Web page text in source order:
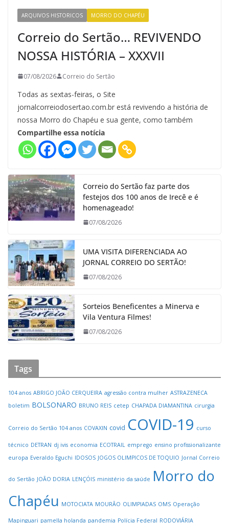
ARQUIVOS HISTORICOS MORRO DO CHAPÉU
Correio do Sertão… REVIVENDO
NOSSA HISTÓRIA – XXXVII
07/08/2026 Correio do Sertão
Todas as sextas-feiras, o Site
jornalcorreiodosertao.com.br está revivendo a história de
nossa Morro do Chapéu e sua gente, como também
Compartilhe essa notícia
Correio do Sertão faz parte dos
festejos dos 100 anos de Irecê e é
homenageado!
07/08/2026
UMA VISITA DIFERENCIADA AO
JORNAL CORREIO DO SERTÃO!
07/08/2026
Sorteios Beneficentes a Minerva e
Vila Ventura Filmes!
07/08/2026
Tags
104 anos ABRIGO JOÃO CERQUEIRA agressão contra mulher ASTRAZENECA
boletim BOLSONARO BRUNO REIS cetep CHAPADA DIAMANTINA cirurgia
Correio do Sertão 104 anos COVAXIN covid COVID-19 curso
técnico DETRAN dj ivis economia ECOTRAIL emprego ensino profissionalizante
europa Everaldo Eguchi IDOSOS JOGOS OLIMPICOS DE TOQUIO Jornal Correio
do Sertão JOÃO DORIA LENÇÓIS ministério da saúde Morro do
Chapéu MOTOCIATA MOURÃO OLIMPIADAS OMS Operação
Mapinguari pamella holanda pandemia Polícia Federal RODOVIÁRIA